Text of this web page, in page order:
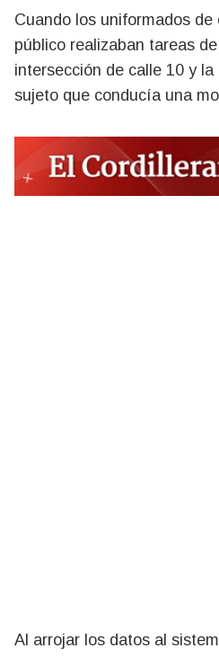
Cuando los uniformados de
público realizaban tareas
intersección de calle 10 y
sujeto que conducía una
Al arrojar los datos al